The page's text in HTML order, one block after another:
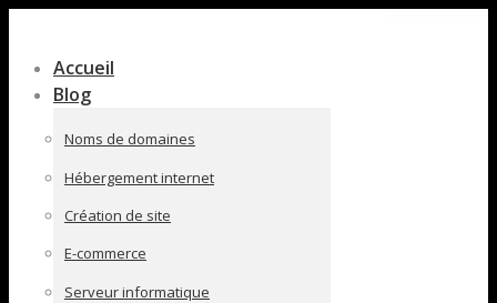
pleine
largeur
Accueil
Blog
Noms de domaines
Hébergement internet
Création de site
E-commerce
Serveur informatique